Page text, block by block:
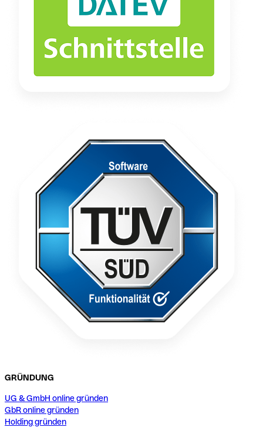
GRÜNDUNG
UG & GmbH online gründen
GbR online gründen
Holding gründen